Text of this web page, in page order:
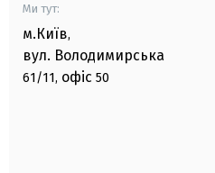
Ми тут:
м.Київ,
вул. Володимирська
61/11, офіс 50